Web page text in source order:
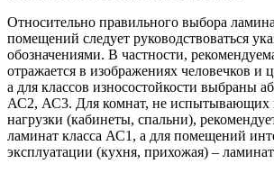
Относительно правильного выбора
помещений следует руководствоваться
обозначениями. В частности,
отражается в изображениях человечков и
а для классов износостойкости выбраны
АС2, АС3. Для комнат, не
нагрузки (кабинеты, спальни),
ламинат класса АС1, а для помещений
эксплуатации (кухня, прихожая) –